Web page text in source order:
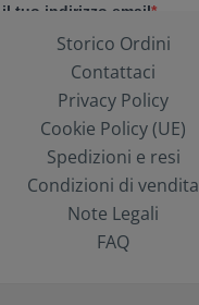
Storico Ordini
Contattaci
Privacy Policy
Cookie Policy (UE)
Spedizioni e resi
Condizioni di vendita
Note Legali
FAQ